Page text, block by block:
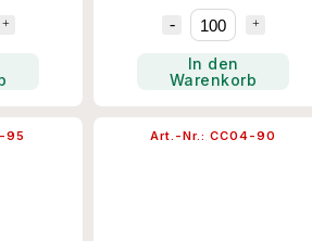
In den
Warenkorb
95 Art.-Nr.: CC04-90